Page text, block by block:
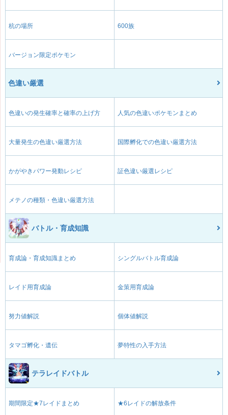
杭の場所 600族
バージョン限定ポケモン
色違い厳選
色違いの発生確率と確率の上げ方 人気の色違いポケモンまとめ
大量発生の色違い厳選方法 国際孵化での色違い厳選方法
かがやきパワー発動レシピ 証色違い厳選レシピ
メテノの種類・色違い厳選方法
バトル・育成知識
育成論・育成知識まとめ シングルバトル育成論
レイド用育成論 金策用育成論
努力値解説 個体値解説
タマゴ孵化・遺伝 夢特性の入手方法
テラレイドバトル
期間限定★7レイドまとめ ★6レイドの解放条件